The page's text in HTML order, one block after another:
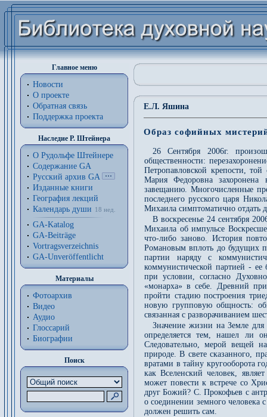
Главное меню
Новости
О проекте
Обратная связь
Поддержка проекта
Наследие Р. Штейнера
О Рудольфе Штейнере
Содержание GA
Русский архив GA
Изданные книги
География лекций
Календарь души
18 нед.
GA-Katalog
GA-Beiträge
Vortragsverzeichnis
GA-Unveröffentlicht
Материалы
Фотоархив
Видео
Аудио
Глоссарий
Биографии
Поиск
Е.Л. Яшина
Образ софийных
26 Сентября 2006г.
общественности:
Петропавловской крепости,
Мария Федоровна
завещанию. Многочисленные
последнего русского царя
Михаила симптоматично отдать
В воскресенье 24 сентября
Михаила об импульсе
что-либо заново. История
Романовым вплоть до будущих
партии наряду с
коммунистической партией -
при условии, согласно
«монарха» в себе. Древний
пройти стадию построения
новую групповую общность:
связанная с разворачиванием
Значение жизни на Земле для
определяется тем, нашел
Следовательно, мерой вещей
природе. В свете сказанного,
вратами в тайну кругооборота
как Вселенский человек,
может повести к встрече со
друг Божий? С. Прокофьев с
о соединении земного человека
должен решить сам.